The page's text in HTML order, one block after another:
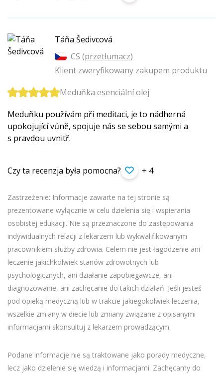
Táňa Šedivcová
CS (przetłumacz)
Klient zweryfikowany zakupem produktu
Meduňka esenciální olej
Meduňku používám při meditaci, je to nádherná
upokojující vůně, spojuje nás se sebou samými a
s pravdou uvnitř.
Czy ta recenzja była pomocna? + 4
Zastrzeżenie: Informacje zawarte na tej stronie są
prezentowane wyłącznie w celu dzielenia się i wspierania
osobistej edukacji. Nie są przeznaczone do zastępowania
indywidualnych relacji z lekarzem lub wykwalifikowanym
pracownikiem służby zdrowia. Celem nie jest łagodzenie ani
leczenie jakichkolwiek stanów zdrowotnych lub
psychologicznych, ani działanie zapobiegawcze, ani
diagnozowanie, ani zachęcanie do takich działań. Jeśli jesteś
pod opieką medyczną lub w trakcie jakiegokolwiek leczenia,
wszelkie zmiany w diecie lub zmiany związane z opisanymi
informacjami skonsultuj z lekarzem prowadzącym.
Podane informacje nie są traktowane jako porady medyczne,
lecz jako dzielenie się wiedzą i informacjami. Zachęcamy do